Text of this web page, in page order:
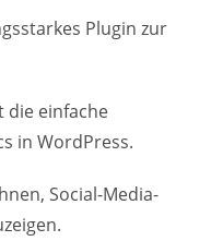
Plugin zur
die einfache
in WordPress.
Social-Media-